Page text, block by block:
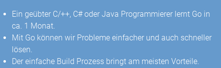
Ein geübter C/++, C# oder Java Programmierer lernt Go in
ca. 1 Monat.
Mit Go können wir Probleme einfacher und auch schneller
lösen.
Der einfache Build Prozess bringt am meisten Vorteile.